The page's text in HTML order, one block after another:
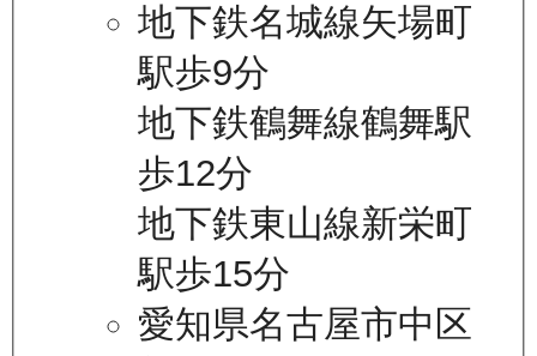
地下鉄名城線矢場町
駅歩9分
地下鉄鶴舞線鶴舞駅
歩12分
地下鉄東山線新栄町
駅歩15分
愛知県名古屋市中区